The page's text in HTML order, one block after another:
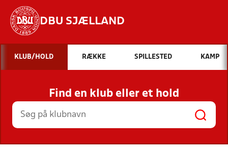
DBU SJÆLLAND
Hvad vil du søge efter?
INDHOLD OG NYHEDER
STILLINGER, RESULTATER, KLUBBER OG
HOLD
KLUB/HOLD RÆKKE SPILLESTED KAMP
Find en klub eller et hold